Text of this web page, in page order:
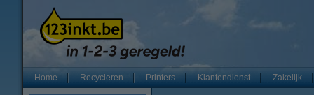
Home Recycleren Printers Klantendienst Zakelijk